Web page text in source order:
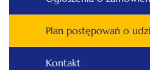
Plan postępowań o
Kontakt